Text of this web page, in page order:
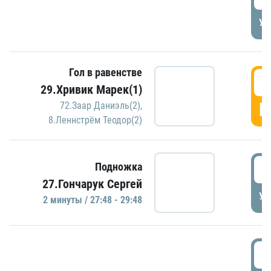
Гол в равенстве
29.Хривик Марек(1)
72.Заар Даниэль(2),
8.Леннстрём Теодор(2)
Подножка
27.Гончарук Сергей
2 минуты / 27:48 - 29:48